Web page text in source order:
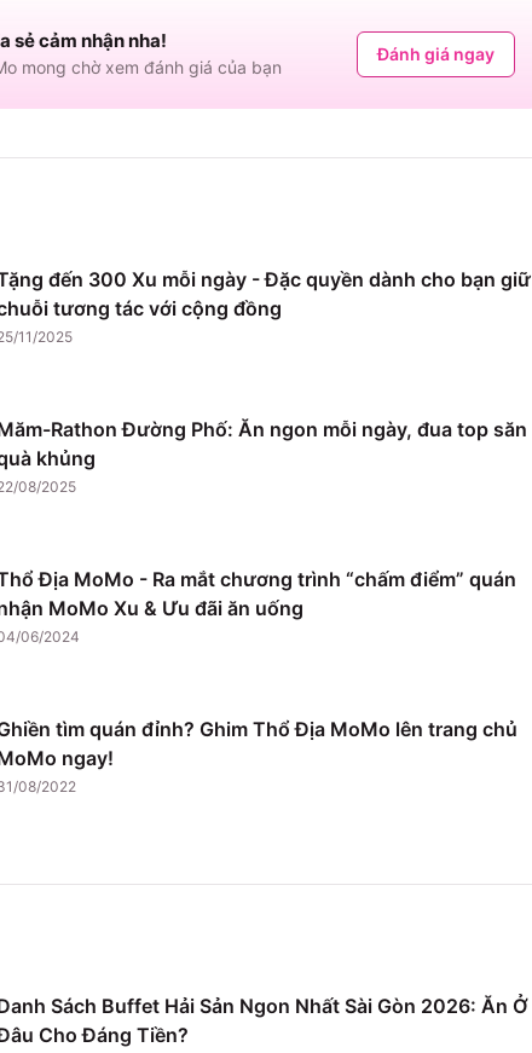
sẻ cảm nhận nha!
mong chờ xem đánh giá của bạn
Đánh giá ngay
đến 300 Xu mỗi ngày - Đặc quyền dành cho bạn giữ
tương tác với cộng đồng
11/2025
Rathon Đường Phố: Ăn ngon mỗi ngày, đua top săn
khủng
08/2025
Địa MoMo - Ra mắt chương trình “chấm điểm” quán
MoMo Xu & Ưu đãi ăn uống
06/2024
tìm quán đỉnh? Ghim Thổ Địa MoMo lên trang chủ
ngay!
08/2022
Sách Buffet Hải Sản Ngon Nhất Sài Gòn 2026: Ăn Ở
Cho Đáng Tiền?